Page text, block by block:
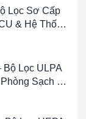
thí nghiệm
hệ thống
Lọc Sơ Cấp
& Hệ Thống
Bộ Lọc ULPA
Sạch &